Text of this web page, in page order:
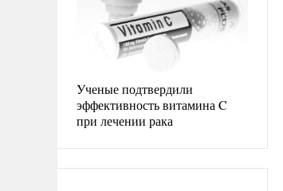
Ученые подтвердили
эффективность витамина C
при лечении рака